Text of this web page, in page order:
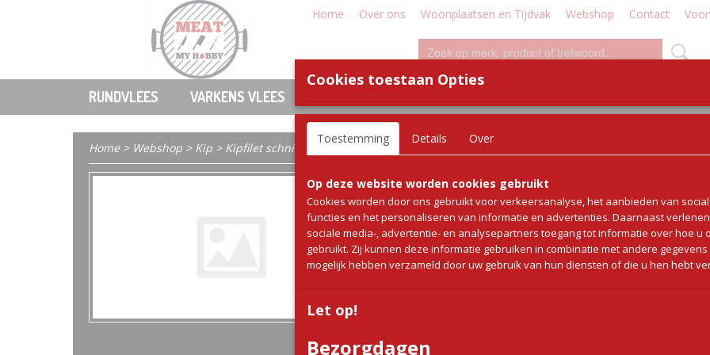
Home Over ons Woonplaatsen en Tijdvak Webshop Contact
RUNDVLEES VARKENS VLEES
Home> Webshop > Kip > Kipfilet schnitzel gepaneerd (diepvries)
Kipfilet schnitzel
(diepvries)
€ 40,95 (inclusief btw 9%)
Cookies toestaan Opties
Toestemming Details Over
Op deze website worden cookies gebruikt
Cookies worden door ons gebruikt voor verkeersanalyse, het aanbieden van
functies en het personaliseren van informatie en advertenties. Daarnaast
sociale media-, advertentie- en analysepartners toegang tot informatie over hoe u
gebruikt. Zij kunnen deze informatie gebruiken in combinatie met andere gegevens
mogelijk hebben verzameld door uw gebruik van hun diensten of die u hen hebt
Let op!
Bezorgdagen